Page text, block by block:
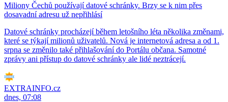
Miliony Čechů používají datové schránky. Brzy se k nim přes
dosavadní adresu už nepřihlásí
Datové schránky procházejí během letošního léta několika změnami,
které se týkají milionů uživatelů. Nová je internetová adresa a od 1.
srpna se změnilo také přihlašování do Portálu občana. Samotné
zprávy ani přístup do datové schránky ale lidé neztrácejí.
EXTRAINFO.cz
dnes, 07:08